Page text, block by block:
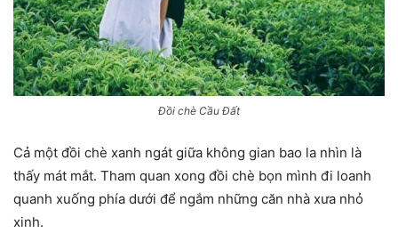
Đồi chè Cầu Đất
Cả một đồi chè xanh ngát giữa không gian bao la nhìn là
thấy mát mắt. Tham quan xong đồi chè bọn mình đi loanh
quanh xuống phía dưới để ngắm những căn nhà xưa nhỏ
xinh.